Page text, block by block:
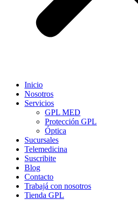
Inicio
Nosotros
Servicios
GPL MED
Protección GPL
Óptica
Sucursales
Telemedicina
Suscribite
Blog
Contacto
Trabajá con nosotros
Tienda GPL